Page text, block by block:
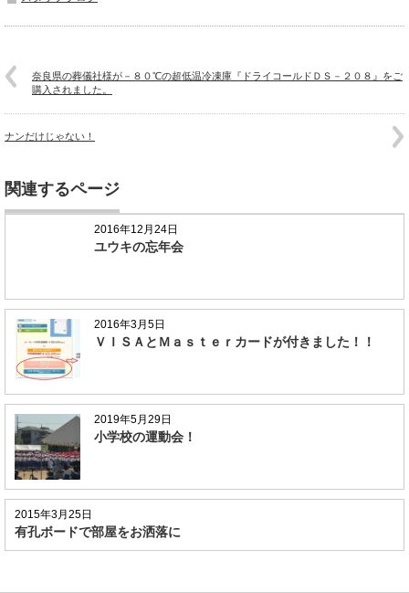
奈良県の葬儀社様が－８０℃の超低温冷凍庫『ドライコールドＤＳ－２０８』をご
購入されました。
ナンだけじゃない！
関連するページ
2016年12月24日
ユウキの忘年会
2016年3月5日
ＶＩＳＡとＭａｓｔｅｒカードが付きました！！
2019年5月29日
小学校の運動会！
2015年3月25日
有孔ボードで部屋をお洒落に